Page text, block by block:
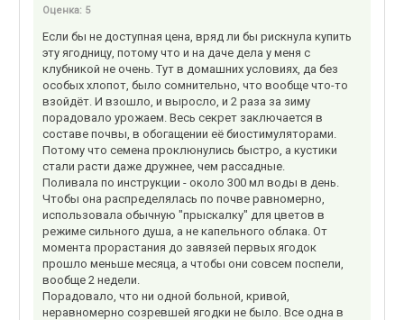
Оценка: 5
Если бы не доступная цена, вряд ли бы рискнула купить
эту ягодницу, потому что и на даче дела у меня с
клубникой не очень. Тут в домашних условиях, да без
особых хлопот, было сомнительно, что вообще что-то
взойдёт. И взошло, и выросло, и 2 раза за зиму
порадовало урожаем. Весь секрет заключается в
составе почвы, в обогащении её биостимуляторами.
Потому что семена проклюнулись быстро, а кустики
стали расти даже дружнее, чем рассадные.
Поливала по инструкции - около 300 мл воды в день.
Чтобы она распределялась по почве равномерно,
использовала обычную "прыскалку" для цветов в
режиме сильного душа, а не капельного облака. От
момента прорастания до завязей первых ягодок
прошло меньше месяца, а чтобы они совсем поспели,
вообще 2 недели.
Порадовало, что ни одной больной, кривой,
неравномерно созревшей ягодки не было. Все одна в